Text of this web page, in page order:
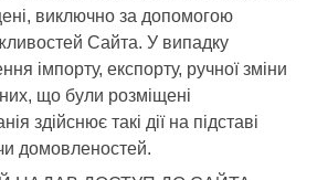
виключно за допомогою
Сайта. У випадку
імпорту, експорту, ручної зміни
що були розміщені
здійснює такі дії на підставі
домовленостей.